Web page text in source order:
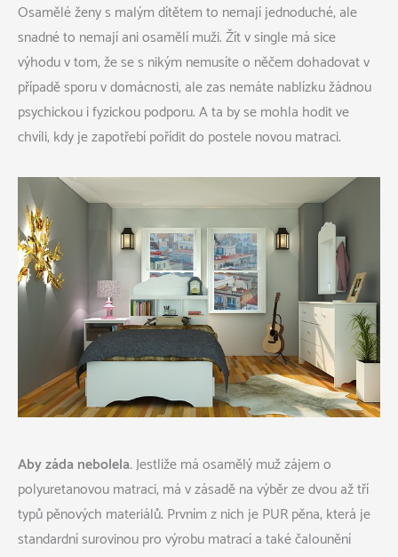
Osamělé ženy s malým dítětem to nemají jednoduché, ale
snadné to nemají ani osamělí muži. Žít v single má sice
výhodu v tom, že se s nikým nemusíte o něčem dohadovat v
případě sporu v domácnosti, ale zas nemáte nablízku žádnou
psychickou i fyzickou podporu. A ta by se mohla hodit ve
chvíli, kdy je zapotřebí pořídit do postele novou matraci.
Aby záda nebolela.Jestliže má osamělý muž zájem o
polyuretanovou matraci, má v zásadě na výběr ze dvou až tří
typů pěnových materiálů. Prvním z nich je PUR pěna, která je
standardní surovinou pro výrobu matrací a také čalounění